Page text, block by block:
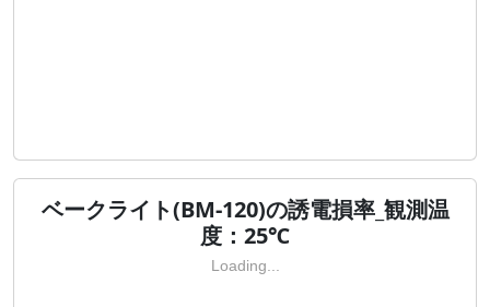
ベークライト(BM-120)の誘電損率_観測温
度：25℃
Loading...